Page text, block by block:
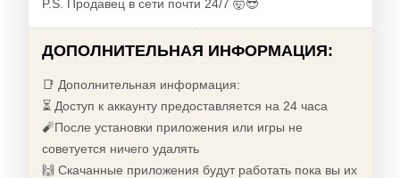
P.S. Продавец в сети почти 24/7 🤯😎
ДОПОЛНИТЕЛЬНАЯ ИНФОРМАЦИЯ:
📑 Дополнительная информация:
⏳ Доступ к аккаунту предоставляется на 24 часа
🧨После установки приложения или игры не
советуется ничего удалять
🙌 Скачанные приложения будут работать пока вы их